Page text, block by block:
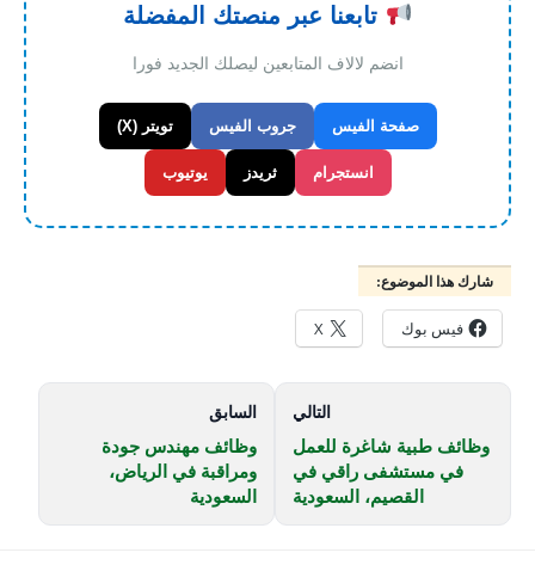
تابعنا عبر منصتك المفضلة
انضم لالاف المتابعين ليصلك الجديد فورا
صفحة الفيس جروب الفيس تويتر (X)
انستجرام ثريدز يوتيوب
شارك هذا الموضوع:
فيس بوك X
التالي
وظائف طبية شاغرة للعمل
في مستشفى راقي في
القصيم، السعودية
السابق
وظائف مهندس جودة
ومراقبة في الرياض،
السعودية